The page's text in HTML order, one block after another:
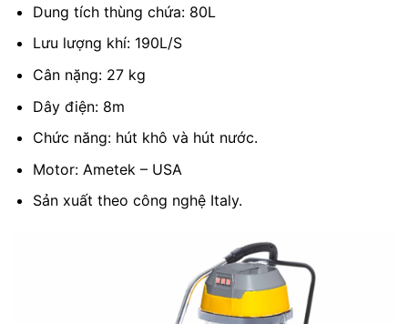
Dung tích thùng chứa: 80L
Lưu lượng khí: 190L/S
Cân nặng: 27 kg
Dây điện: 8m
Chức năng: hút khô và hút nước.
Motor: Ametek – USA
Sản xuất theo công nghệ Italy.